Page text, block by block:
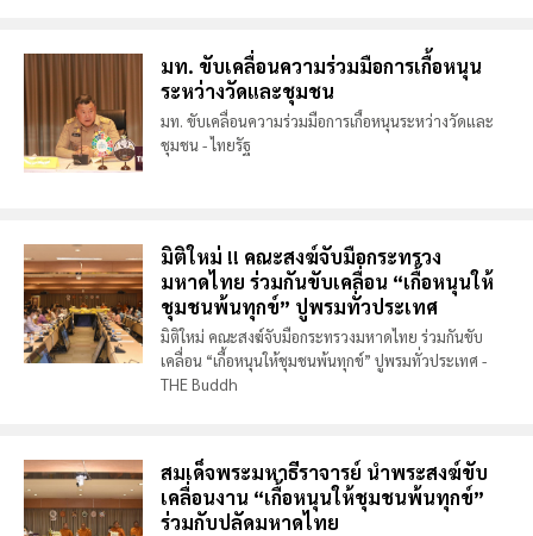
มท. ขับเคลื่อนความร่วมมือการเกื้อหนุน
ระหว่างวัดและชุมชน
มท. ขับเคลื่อนความร่วมมือการเกื้อหนุนระหว่างวัดและ
ชุมชน - ไทยรัฐ
มิติใหม่ !! คณะสงฆ์จับมือกระทรวง
มหาดไทย ร่วมกันขับเคลื่อน “เกื้อหนุนให้
ชุมชนพ้นทุกข์” ปูพรมทั่วประเทศ
มิติใหม่ คณะสงฆ์จับมือกระทรวงมหาดไทย ร่วมกันขับ
เคลื่อน “เกื้อหนุนให้ชุมชนพ้นทุกข์” ปูพรมทั่วประเทศ -
THE Buddh
สมเด็จพระมหาธีราจารย์ นำพระสงฆ์ขับ
เคลื่อนงาน “เกื้อหนุนให้ชุมชนพ้นทุกข์”
ร่วมกับปลัดมหาดไทย